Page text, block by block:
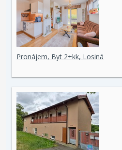
Pronájem, Byt 2+kk, Losiná